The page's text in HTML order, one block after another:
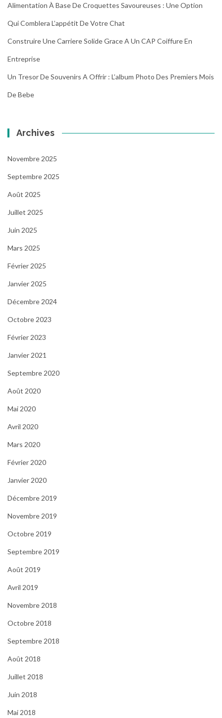
Alimentation À Base De Croquettes Savoureuses : Une Option
Qui Comblera L’appétit De Votre Chat
Construire Une Carriere Solide Grace A Un CAP Coiffure En
Entreprise
Un Tresor De Souvenirs A Offrir : L’album Photo Des Premiers Mois
De Bebe
Archives
Novembre 2025
Septembre 2025
Août 2025
Juillet 2025
Juin 2025
Mars 2025
Février 2025
Janvier 2025
Décembre 2024
Octobre 2023
Février 2023
Janvier 2021
Septembre 2020
Août 2020
Mai 2020
Avril 2020
Mars 2020
Février 2020
Janvier 2020
Décembre 2019
Novembre 2019
Octobre 2019
Septembre 2019
Août 2019
Avril 2019
Novembre 2018
Octobre 2018
Septembre 2018
Août 2018
Juillet 2018
Juin 2018
Mai 2018